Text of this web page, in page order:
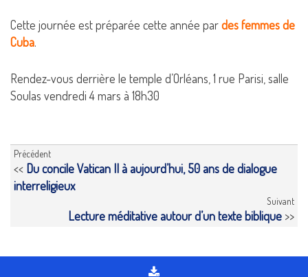
Cette journée est préparée cette année pardes femmes de
Cuba.
Rendez-vous derrière le temple d’Orléans, 1 rue Parisi, salle
Soulas vendredi 4 mars à 18h30
Précédent
<< Du concile Vatican II à aujourd’hui, 50 ans de dialogue
interreligieux
Suivant
Lecture méditative autour d’un texte biblique >>